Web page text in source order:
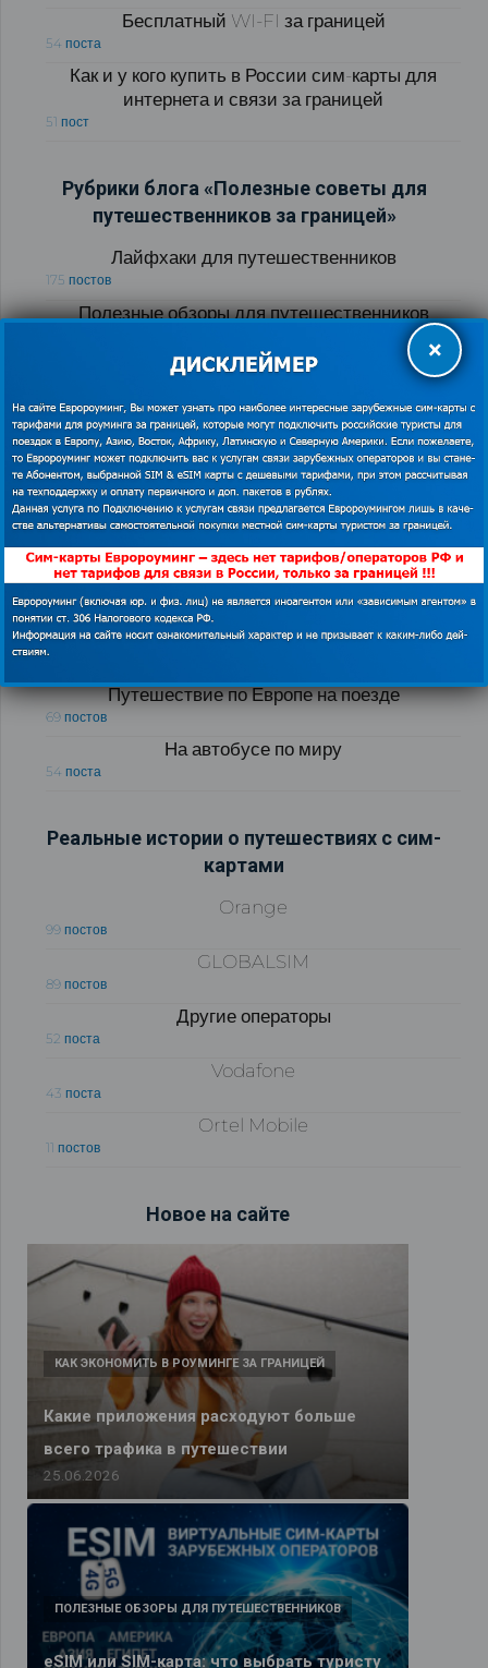
Бесплатный WI-FI за границей
54 поста
Как и у кого купить в России сим-карты для
интернета и связи за границей
51 пост
Рубрики блога «Полезные советы для
путешественников за границей»
Лайфхаки для путешественников
175 постов
Полезные обзоры для путешественников
Виртуальный тур по странам мира
Визовые центры
89 постов
Все развлечения мира
88 постов
Автомобильные дороги Европы
84 поста
Как экономить в роуминге за границей
76 постов
Обучение заграницей и языковые курсы
Путешествие по Европе на поезде
69 постов
На автобусе по миру
54 поста
Реальные истории о путешествиях с сим-
картами
Orange
99 постов
GLOBALSIM
89 постов
Другие операторы
52 поста
Vodafone
43 поста
Ortel Mobile
11 постов
Новое на сайте
Какие приложения расходуют больше
всего трафика в путешествии
КАК ЭКОНОМИТЬ В РОУМИНГЕ ЗА ГРАНИЦЕЙ
25.06.2026
eSIM или SIM-карта: что выбрать туристу
ПОЛЕЗНЫЕ ОБЗОРЫ ДЛЯ ПУТЕШЕСТВЕННИКОВ
×